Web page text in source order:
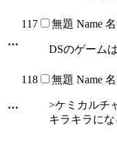
…
117 無題 Name
DSのゲーム
…
118 無題 Name
>ケミカルチ
キラキラに